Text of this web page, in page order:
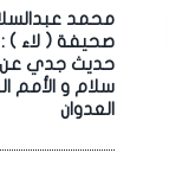
محمد
صحيفة ( لاء )
حديث جدي عن
سلام و الأمم
العدوان